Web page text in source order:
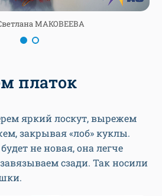
МАКОВЕЕВА
платок
яркий лоскут, вырежем
закрывая «лоб» куклы.
не новая, она легче
сзади. Так носили